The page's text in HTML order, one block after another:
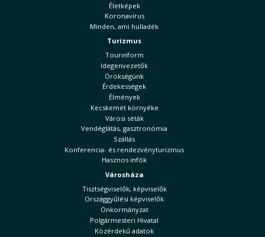
Életképek
Koronavírus
Minden, ami hulladék
Turizmus
Tourinform
Idegenvezetők
Örökségünk
Érdekességek
Élmények
Kecskemét környéke
Városi séták
Vendéglátás, gasztronómia
Szállás
Konferencia- és rendezvényturizmus
Hasznos infók
Városháza
Tisztségviselők, képviselők
Országgyűlési képviselők
Önkormányzat
Polgármesteri Hivatal
Közérdekű adatok